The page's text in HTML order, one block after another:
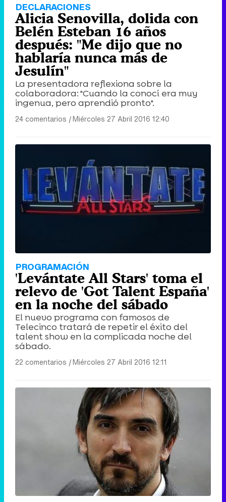
DECLARACIONES
Alicia Senovilla, dolida con
Belén Esteban 16 años
después: "Me dijo que no
hablaría nunca más de
Jesulín"
La presentadora reflexiona sobre la
colaboradora: "Cuando la conocí era muy
ingenua, pero aprendió pronto".
24 comentarios |Miércoles 27 Abril 2016 12:40
PROGRAMACIÓN
'Levántate All Stars' toma el
relevo de 'Got Talent España'
en la noche del sábado
El nuevo programa con famosos de
Telecinco tratará de repetir el éxito del
talent show en la complicada noche del
sábado.
22 comentarios |Miércoles 27 Abril 2016 12:11